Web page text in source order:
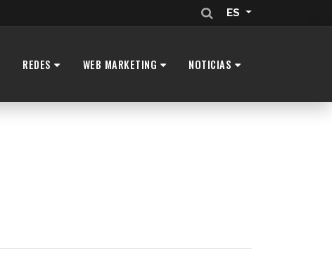
ES
REDES WEB MARKETING NOTICIAS